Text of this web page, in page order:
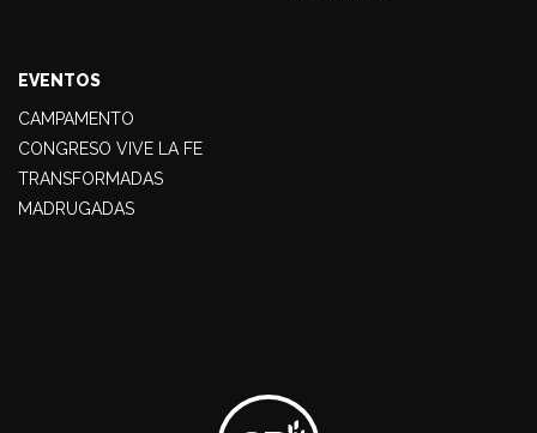
EVENTOS
CAMPAMENTO
CONGRESO VIVE LA FE
TRANSFORMADAS
MADRUGADAS